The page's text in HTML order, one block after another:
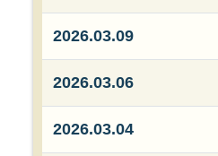
2026.03.09
2026.03.06
2026.03.04